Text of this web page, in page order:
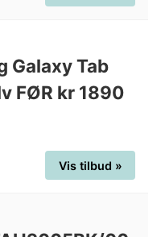
Galaxy Tab
FØR kr 1890
Vis tilbud »